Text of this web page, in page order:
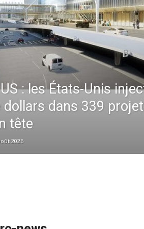
2026 : De la
absolue, comment
opérations en plein
juillet 2026